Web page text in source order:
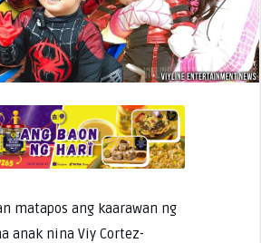
matapos ang kaarawan ng
anak nina Viy Cortez-